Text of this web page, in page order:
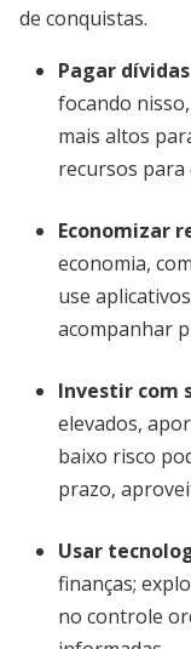
de conquistas.
Pagar
focando
mais altos
recursos
Economizar
economia,
use
acompanhar
Investir com
elevados,
baixo risco
prazo,
Usar
finanças;
no controle